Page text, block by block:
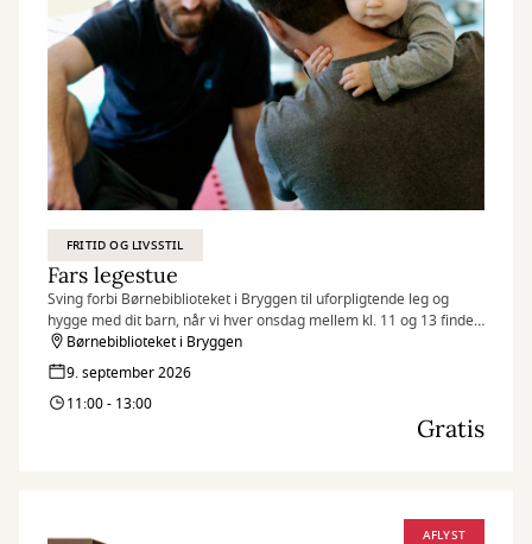
FRITID OG LIVSSTIL
Fars legestue
Sving forbi Børnebiblioteket i Bryggen til uforpligtende leg og
hygge med dit barn, når vi hver onsdag mellem kl. 11 og 13 finder
legetøjet frem og inviterer til Fars legestue.
Børnebiblioteket i Bryggen
9. september 2026
11:00 - 13:00
Gratis
AFLYST